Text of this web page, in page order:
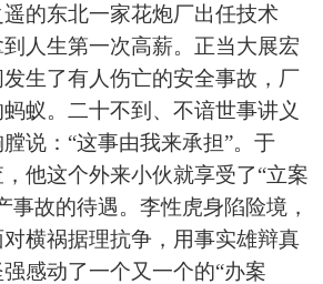
的东北一家花炮厂出任技术
人生第一次高薪。正当大展宏
生了有人伤亡的安全事故，厂
蚁。二十不到、不谙世事讲义
说：“这事由我来承担”。于
他这个外来小伙就享受了“立案
事故的待遇。李性虎身陷险境，
横祸据理抗争，用事实雄辩真
感动了一个又一个的“办案